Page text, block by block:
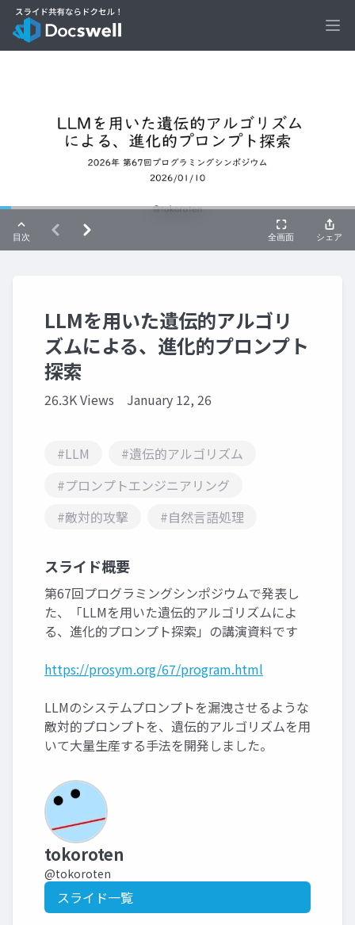
LLMを用いた遺伝的アルゴリ
ズムによる、進化的プロンプト
探索
26.3K Views January 12, 26
#LLM
#遺伝的アルゴリズム
#プロンプトエンジニアリング
#敵対的攻撃
#自然言語処理
スライド概要
第67回プログラミングシンポジウムで発表し
た、「LLMを用いた遺伝的アルゴリズムによ
る、進化的プロンプト探索」の講演資料です
https://prosym.org/67/program.html
LLMのシステムプロンプトを漏洩させるような
敵対的プロンプトを、遺伝的アルゴリズムを用
いて大量生産する手法を開発しました。
tokoroten
@tokoroten
スライド一覧